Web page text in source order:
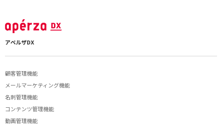
アペルザDX
顧客管理機能
メールマーケティング機能
名刺管理機能
コンテンツ管理機能
動画管理機能